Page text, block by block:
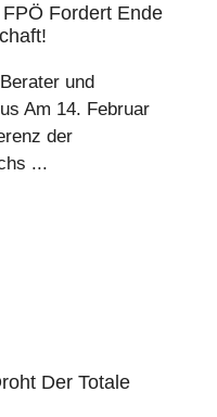
Fordert Ende
und
Am 14. Februar
der
...
Der Totale